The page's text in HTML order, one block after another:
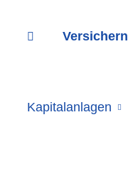
Versichern
Kapitalanlagen